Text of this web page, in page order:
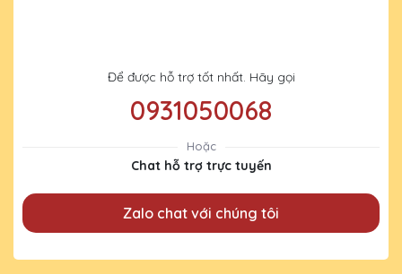
Để được hỗ trợ tốt nhất. Hãy gọi
0931050068
Hoặc
Chat hỗ trợ trực tuyến
Zalo chat với chúng tôi